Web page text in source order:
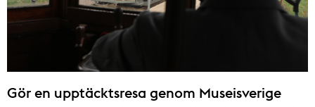
Gör en upptäcktsresa genom Museisverige